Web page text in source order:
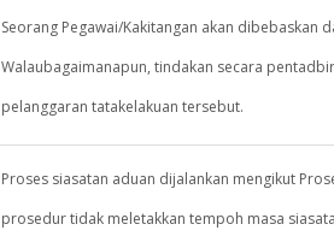
Seorang Pegawai/Kakitangan akan
Walaubagaimanapun, tindakan secara
pelanggaran tatakelakuan tersebut.
Proses siasatan aduan dijalankan mengikut
prosedur tidak meletakkan tempoh masa